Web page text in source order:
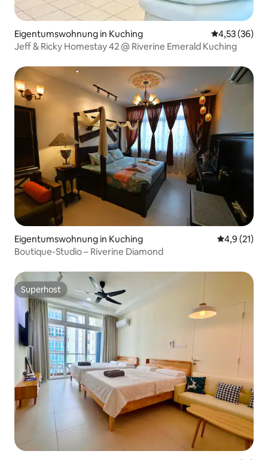
Eigentumswohnung in Kuching
4,53 (36)
Jeff & Ricky Homestay 42 @ Riverine Emerald Kuching
Eigentumswohnung in Kuching
4,9 (21)
Boutique-Studio – Riverine Diamond
Superhost
Superhost